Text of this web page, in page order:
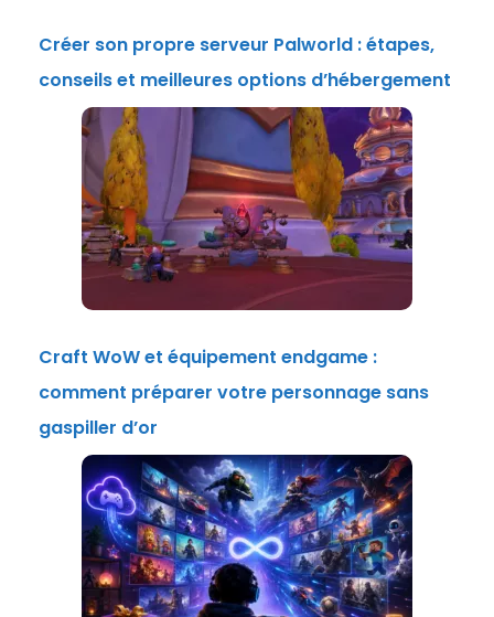
Créer son propre serveur Palworld : étapes,
conseils et meilleures options d’hébergement
Craft WoW et équipement endgame :
comment préparer votre personnage sans
gaspiller d’or